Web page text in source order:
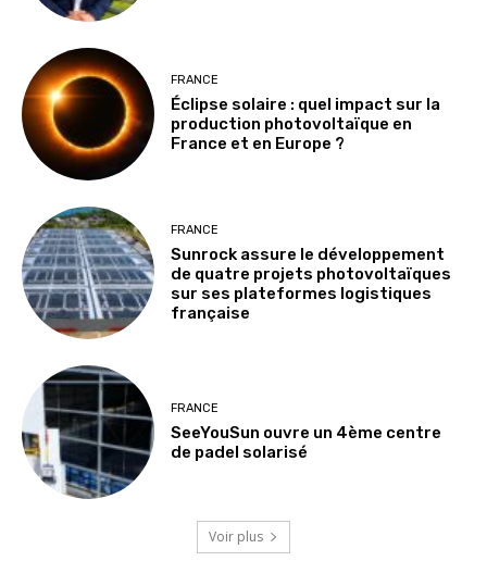
FRANCE
Éclipse solaire : quel impact sur la
production photovoltaïque en
France et en Europe ?
FRANCE
Sunrock assure le développement
de quatre projets photovoltaïques
sur ses plateformes logistiques
française
FRANCE
SeeYouSun ouvre un 4ème centre
de padel solarisé
Voir plus